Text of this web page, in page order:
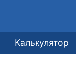
Калькулятор